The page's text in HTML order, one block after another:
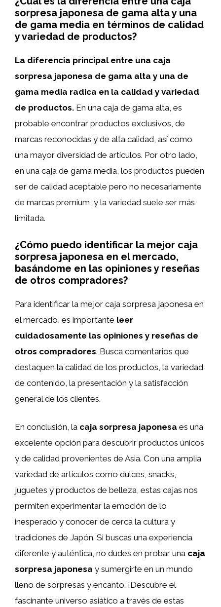
sorpresa japonesa de gama alta y una
de gama media en términos de calidad
y variedad de productos?
La diferencia principal entre una caja
sorpresa japonesa de gama alta y una de
gama media radica en la calidad y variedad
de productos. En una caja de gama alta, es
probable encontrar productos exclusivos, de
marcas reconocidas y de alta calidad, así como
una mayor diversidad de artículos. Por otro lado,
en una caja de gama media, los productos pueden
ser de calidad aceptable pero no necesariamente
de marcas premium, y la variedad suele ser más
limitada.
¿Cómo puedo identificar la mejor caja
sorpresa japonesa en el mercado,
basándome en las opiniones y reseñas
de otros compradores?
Para identificar la mejor caja sorpresa japonesa en
el mercado, es importante leer
cuidadosamente las opiniones y reseñas de
otros compradores. Busca comentarios que
destaquen la calidad de los productos, la variedad
de contenido, la presentación y la satisfacción
general de los clientes.
En conclusión, la caja sorpresa japonesa es una
excelente opción para descubrir productos únicos
y de calidad provenientes de Asia. Con una amplia
variedad de artículos como dulces, snacks,
juguetes y productos de belleza, estas cajas nos
permiten experimentar la emoción de lo
inesperado y conocer de cerca la cultura y
tradiciones de Japón. Si buscas una experiencia
diferente y auténtica, no dudes en probar una caja
sorpresa japonesa y sumergirte en un mundo
lleno de sorpresas y encanto. ¡Descubre el
fascinante universo asiático a través de estas